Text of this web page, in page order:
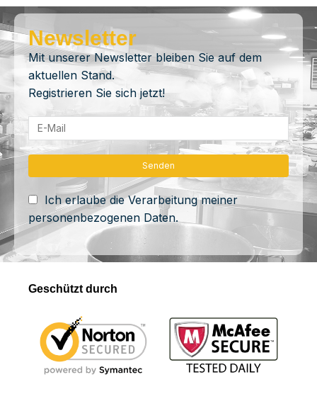
Newsletter
Mit unserer Newsletter bleiben Sie auf dem
aktuellen Stand.
Registrieren Sie sich jetzt!
Ich erlaube die Verarbeitung meiner
personenbezogenen Daten.
Geschützt durch